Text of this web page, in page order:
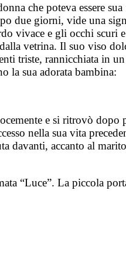
che poteva essere
due giorni, vide una
vivace e gli occhi
vetrina. Il suo viso
triste, rannicchiata in
la sua adorata bambina:
e si ritrovò
nella sua vita
davanti, accanto al
“Luce”. La piccola